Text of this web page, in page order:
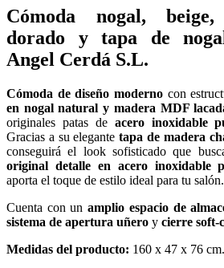
Cómoda nogal,
dorado y tapa de
Angel Cerdá S.L.
Cómoda de diseño modernocon
en nogal natural y madera MDF
originales patas de acero inoxidable
Gracias a su elegantetapa de madera
conseguirá el look sofisticado que
original detalle en acero inoxidable
aporta el toque de estilo ideal para tu salón.
Cuenta con unamplio espacio de
sistema de apertura uñero y cierre soft-
Medidas del producto: 160 x 47 x 76 cm.